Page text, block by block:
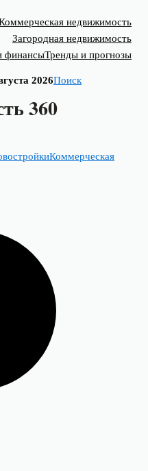
недвижимость
Загородная недвижимость
финансыТренды и прогнозы
2026Поиск
Коммерческая